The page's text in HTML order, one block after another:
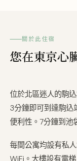
關於此住宿
您在東京心
位於北區迷人的駒
3分鐘即可到達駒込
便利性。7分鐘到池
每間公寓均設有私